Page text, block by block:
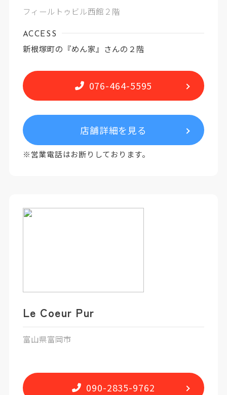
フィールトゥビル西館２階
ACCESS
新根塚町の『めん家』さんの２階
076-464-5595
店舗詳細を見る
※営業電話はお断りしております。
Le Coeur Pur
富山県富岡市
090-2835-9762